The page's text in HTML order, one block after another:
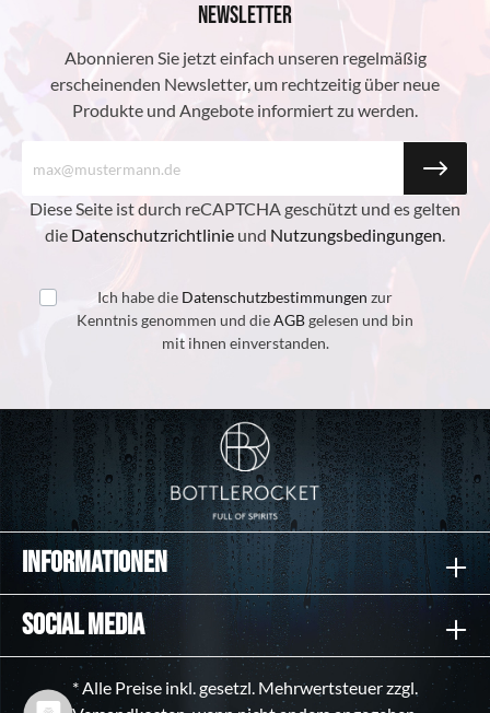
Newsletter
Abonnieren Sie jetzt einfach unseren regelmäßig
erscheinenden Newsletter, um rechtzeitig über neue
Produkte und Angebote informiert zu werden.
Diese Seite ist durch reCAPTCHA geschützt und es gelten
die Datenschutzrichtlinie und Nutzungsbedingungen.
Ich habe die Datenschutzbestimmungen zur
Kenntnis genommen und dieAGBgelesen und bin
mit ihnen einverstanden.
Informationen
Social Media
* Alle Preise inkl. gesetzl. Mehrwertsteuer zzgl.